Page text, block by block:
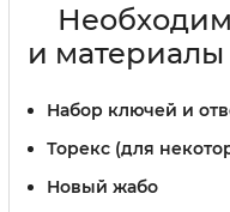
и материалы
Набор ключей и
Торекс (для
Новый жабо